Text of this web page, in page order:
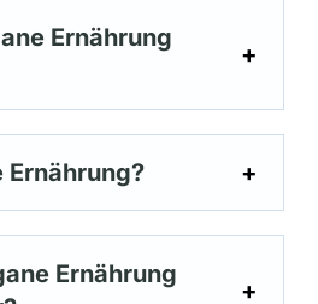
Ernährung
Ernährung?
Ernährung